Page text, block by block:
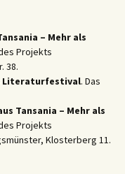
– Mehr als
Projekts
38.
Literaturfestival. Das
Tansania – Mehr als
Projekts
Klosterberg 11.